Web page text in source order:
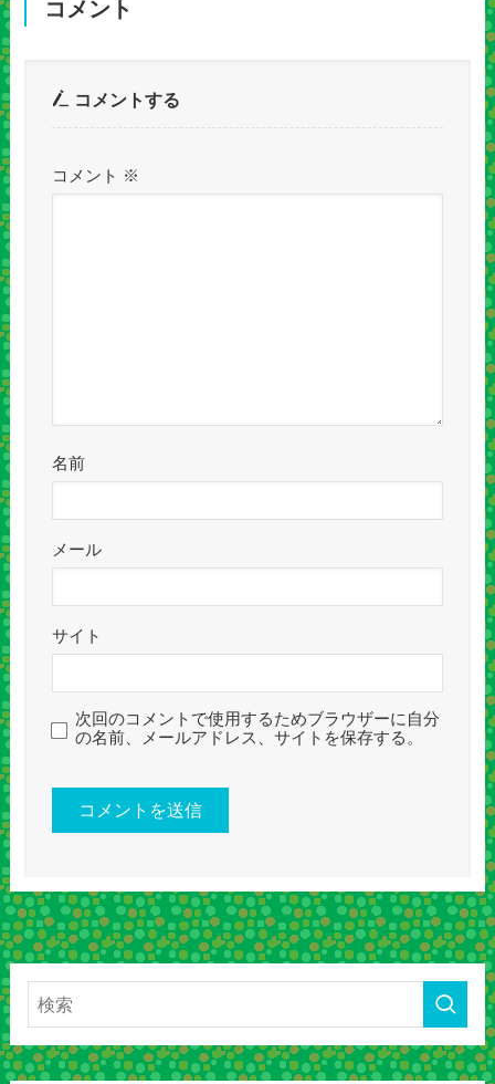
コメント
コメントする
コメント ※
名前
メール
サイト
次回のコメントで使用するためブラウザーに自分
の名前、メールアドレス、サイトを保存する。